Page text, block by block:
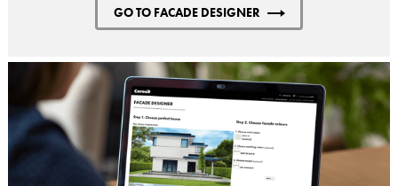
GO TO FACADE DESIGNER